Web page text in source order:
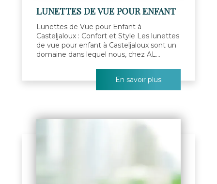
LUNETTES DE VUE POUR ENFANT
Lunettes de Vue pour Enfant à
Casteljaloux : Confort et Style Les lunettes
de vue pour enfant à Casteljaloux sont un
domaine dans lequel nous, chez AL...
En savoir plus